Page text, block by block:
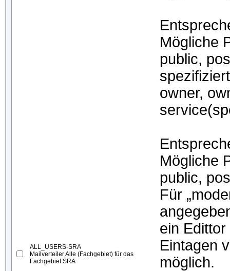
ALL_USERS-SRA
Mailverteiler Alle (Fachgebiet) für das
Fachgebiet SRA
Mögliche
public,
owner,
Mögliche
public,
Für
ein
Eintagen
möglich.